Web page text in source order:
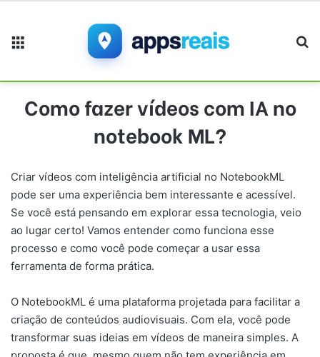
Como fazer vídeos com IA no
notebook ML?
Criar vídeos com inteligência artificial no NotebookML
pode ser uma experiência bem interessante e acessível.
Se você está pensando em explorar essa tecnologia, veio
ao lugar certo! Vamos entender como funciona esse
processo e como você pode começar a usar essa
ferramenta de forma prática.
O NotebookML é uma plataforma projetada para facilitar a
criação de conteúdos audiovisuais. Com ela, você pode
transformar suas ideias em vídeos de maneira simples. A